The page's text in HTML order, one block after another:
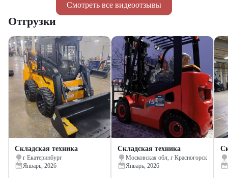
Смотреть все видеоотзывы
Отгрузки
Складская техника
г Екатеринбург
Январь, 2026
Складская техника
Московская обл, г Красногорск
Январь, 2026